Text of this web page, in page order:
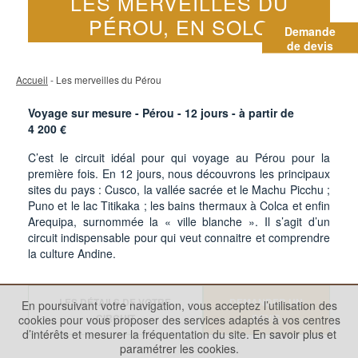
Demande
de devis
PÉROU, EN SOLO
Accueil - Les merveilles du Pérou
Voyage sur mesure - Pérou - 12 jours - à partir de
4 200 €
C’est le circuit idéal pour qui voyage au Pérou pour la
première fois. En 12 jours, nous découvrons les principaux
sites du pays : Cusco, la vallée sacrée et le Machu Picchu ;
Puno et le lac Titikaka ; les bains thermaux à Colca et enfin
Arequipa, surnommée la « ville blanche ». Il s’agit d’un
circuit indispensable pour qui veut connaitre et comprendre
la culture Andine.
LES DÉTAILS DE VOTRE
CIRCUIT
DEMANDER UN
DEVIS
En poursuivant votre navigation, vous acceptez l’utilisation des
cookies pour vous proposer des services adaptés à vos centres
d’intérêts et mesurer la fréquentation du site. En savoir plus et
paramétrer les cookies.